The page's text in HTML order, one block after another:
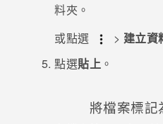
料夾。
或點選
> 建立資
點選貼上 。
將檔案標記